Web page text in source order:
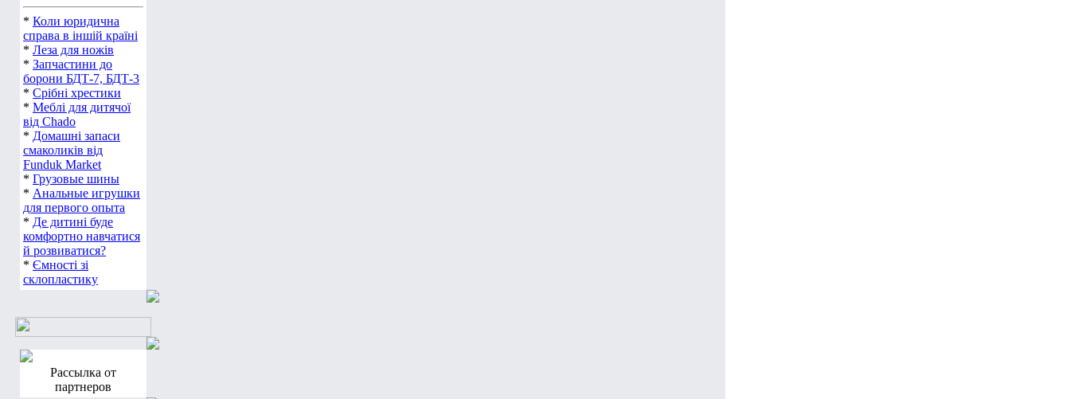
* Коли юридична
справа в іншій країні
* Леза для ножів
* Запчастини до
борони БДТ-7, БДТ-3
* Срібні хрестики
* Меблі для дитячої
від Chado
* Домашні запаси
смаколиків від
Funduk Market
* Грузовые шины
* Анальные игрушки
для первого опыта
* Де дитині буде
комфортно навчатися
й розвиватися?
* Ємності зі
склопластику
Рассылка от
партнеров